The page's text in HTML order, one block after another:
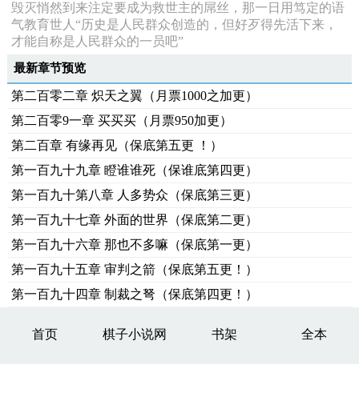
毁灭悄然到来注定要成为救世主的屌丝，那一日用笃定的语
气教育世人“历史是人民群众创造的，但好歹得先活下来，
才能自称是人民群众的一员吧”
最新章节预览
第二百零二章 炽天之翼（月票1000之加更）
第二百零9一章 买买买（月票950加更）
第二百章 有缘再见（保底第五更 ！）
第一百九十九章 瞪谁谁死（保谁底第四更）
第一百九十第八章 人多势众（保底第三更）
第一百九十七章 外面的世界（保底第二更）
第一百九十六章 那也不多嘛（保底第一更）
第一百九十五章 审判之箭（保底第五更！）
第一百九十四章 制裁之弩（保底第四更！）
首页 棋子小说网 书架 全本